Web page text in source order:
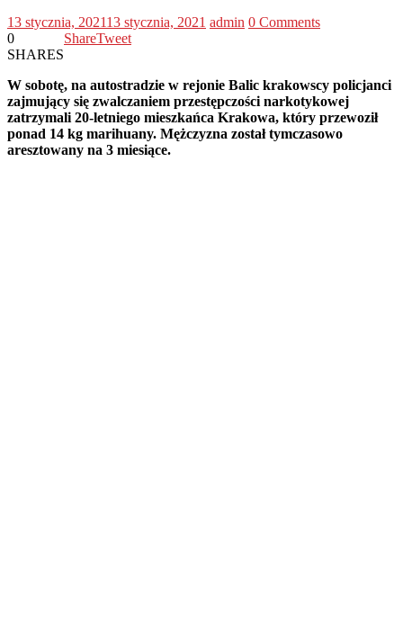
13 stycznia, 202113 stycznia, 2021 admin 0 Comments
0
SHARES
ShareTweet
W sobotę, na autostradzie w rejonie Balic krakowscy policjanci
zajmujący się zwalczaniem przestępczości narkotykowej
zatrzymali 20-letniego mieszkańca Krakowa, który przewoził
ponad 14 kg marihuany. Mężczyzna został tymczasowo
aresztowany na 3 miesiące.